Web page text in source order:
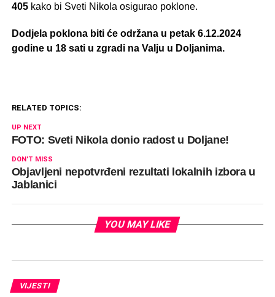
405kako bi Sveti Nikola osigurao poklone.
Dodjela poklona biti će održana u petak 6.12.2024
godine u 18 sati u zgradi na Valju u Doljanima.
RELATED TOPICS:
UP NEXT
FOTO: Sveti Nikola donio radost u Doljane!
DON'T MISS
Objavljeni nepotvrđeni rezultati lokalnih izbora u
Jablanici
YOU MAY LIKE
VIJESTI